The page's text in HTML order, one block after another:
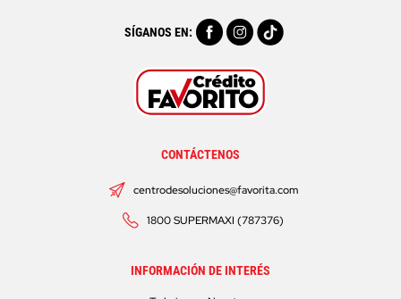
SÍGANOS EN:
CONTÁCTENOS
centrodesoluciones@favorita.com
1800 SUPERMAXI (787376)
INFORMACIÓN DE INTERÉS